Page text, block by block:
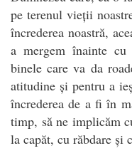
pe terenul vieții
încrederea noastră,
a mergem înainte cu
binele care va da
atitudine și pentru a
încrederea de a fi în
timp, să ne implicăm
la capăt, cu răbdare și